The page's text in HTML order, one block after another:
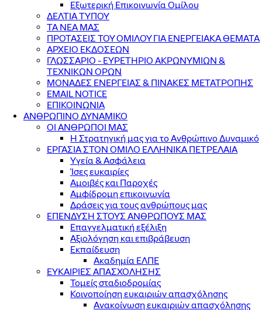
Εξωτερική Επικοινωνία Ομίλου
ΔΕΛΤΙΑ ΤΥΠΟΥ
ΤΑ ΝΕΑ ΜΑΣ
ΠΡΟΤΑΣΕΙΣ ΤΟΥ ΟΜΙΛΟΥ ΓΙΑ ΕΝΕΡΓΕΙΑΚΑ ΘΕΜΑΤΑ
ΑΡΧΕΙΟ ΕΚΔΟΣΕΩΝ
ΓΛΩΣΣΑΡΙΟ - ΕΥΡΕΤΗΡΙΟ ΑΚΡΩΝΥΜΙΩΝ &
ΤΕΧΝΙΚΩΝ ΟΡΩΝ
ΜΟΝΑΔΕΣ ΕΝΕΡΓΕΙΑΣ & ΠΙΝΑΚΕΣ ΜΕΤΑΤΡΟΠΗΣ
EMAIL NOTICE
ΕΠΙΚΟΙΝΩΝΙΑ
ΑΝΘΡΩΠΙΝΟ ΔΥΝΑΜΙΚΟ
ΟΙ ΑΝΘΡΩΠΟΙ ΜΑΣ
Η Στρατηγική μας για το Ανθρώπινο Δυναμικό
ΕΡΓΑΣΙΑ ΣΤΟΝ ΟΜΙΛΟ ΕΛΛΗΝΙΚΑ ΠΕΤΡΕΛΑΙΑ
Υγεία & Ασφάλεια
Ίσες ευκαιρίες
Αμοιβές και Παροχές
Αμφίδρομη επικοινωνία
Δράσεις για τους ανθρώπους μας
ΕΠΕΝΔΥΣΗ ΣΤΟΥΣ ΑΝΘΡΩΠΟΥΣ ΜΑΣ
Επαγγελματική εξέλιξη
Αξιολόγηση και επιβράβευση
Εκπαίδευση
Ακαδημία ΕΛΠΕ
ΕΥΚΑΙΡΙΕΣ ΑΠΑΣΧΟΛΗΣΗΣ
Τομείς σταδιοδρομίας
Κοινοποίηση ευκαιριών απασχόλησης
Ανακοίνωση ευκαιριών απασχόλησης